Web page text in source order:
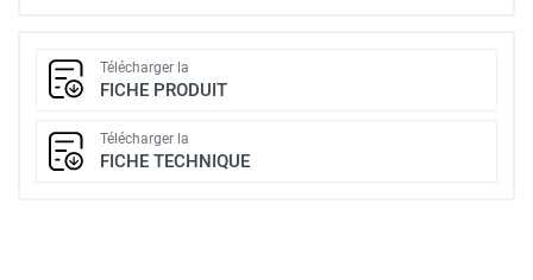
Télécharger la
FICHE PRODUIT
Télécharger la
FICHE TECHNIQUE